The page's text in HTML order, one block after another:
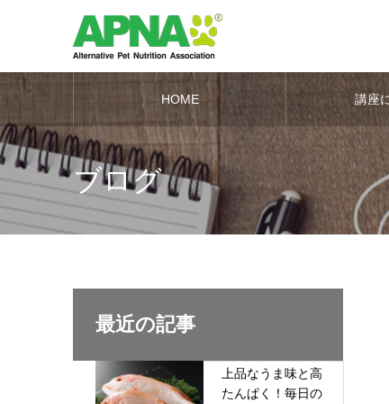
HOME 講座
ブログ
最近の記事
上品なうま味と高
たんぱく！毎日の